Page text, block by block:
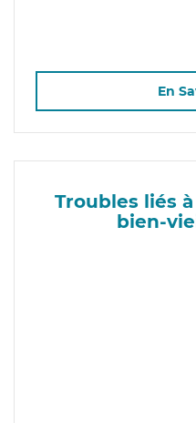
En
Troubles liés
bien-